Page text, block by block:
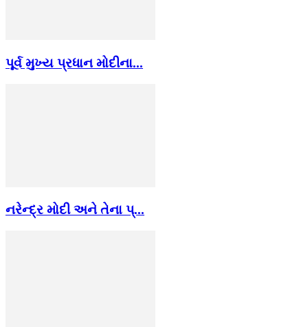
પૂર્વ મુખ્ય પ્રધાન મોદીના...
નરેન્દ્ર મોદી અને તેના પ્...